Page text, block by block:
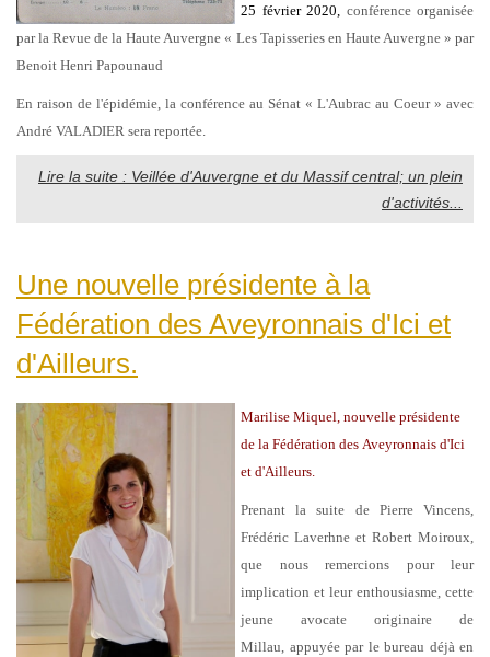
25 février 2020,
conférence organisée
par la Revue de la Haute Auvergne « Les Tapisseries en Haute Auvergne » par
Benoit Henri Papounaud
En raison de l'épidémie, la conférence au Sénat « L'Aubrac au Coeur » avec
André VALADIER sera reportée.
Lire la suite : Veillée d'Auvergne et du Massif central; un plein
d'activités...
Une nouvelle présidente à la
Fédération des Aveyronnais d'Ici et
d'Ailleurs.
Marilise Miquel nouvelle présidente
de la Fédération des Aveyronnais d'Ici
et d'Ailleurs.
Prenant la suite de Pierre Vincens,
Frédéric Laverhne et Robert Moiroux,
que nous remercions pour leur
implication et leur enthousiasme, cette
jeune avocate originaire de
Millau, appuyée par le bureau déjà en